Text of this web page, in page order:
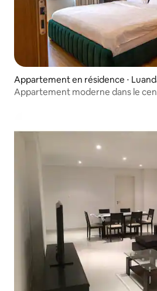
Appartement en résidence ⋅
Appartement moderne dans le